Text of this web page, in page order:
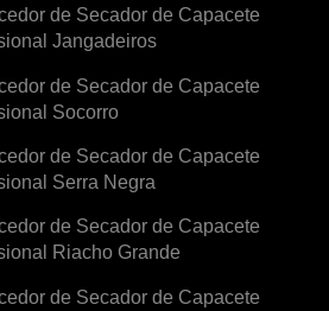
de Secador de Capacete
Jangadeiros
de Secador de Capacete
Socorro
de Secador de Capacete
Serra Negra
de Secador de Capacete
Riacho Grande
de Secador de Capacete